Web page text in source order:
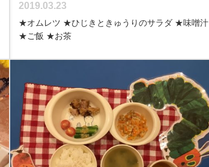
2019.03.23
★オムレツ ★ひじきときゅうりのサラダ ★味噌汁
★ご飯 ★お茶